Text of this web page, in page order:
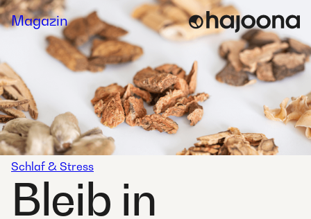
Skip
toMagazin
Schlaf & Stress
Bleib in